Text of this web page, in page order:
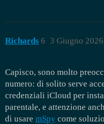
Richards 3 Giugno
6
Capisco, sono molto
numero: di solito serve
credenziali iCloud per
parentale, e attenzione
di usare mSpy come